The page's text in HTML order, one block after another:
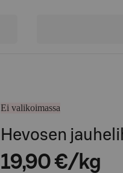
Ei valikoimassa
Hevosen
19,90 €/kg